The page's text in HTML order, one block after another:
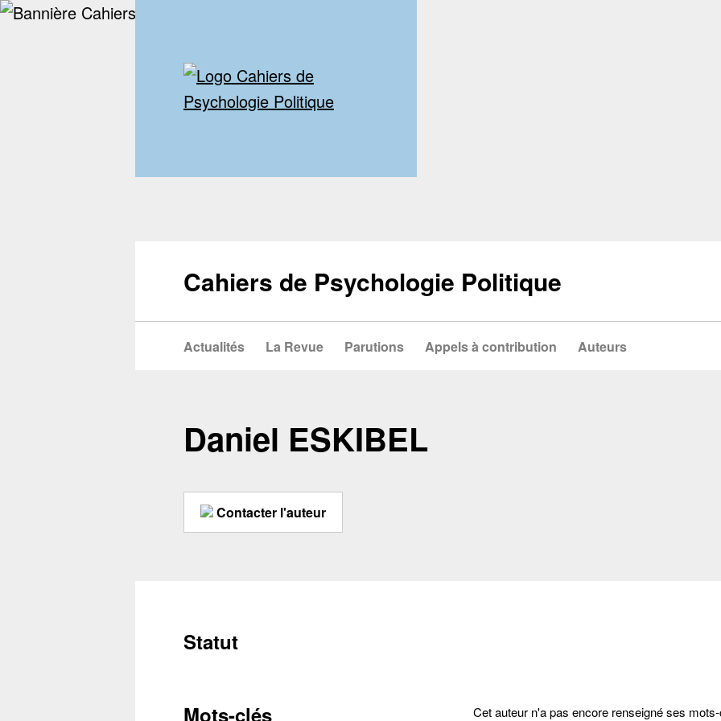
Cahiers de Psychologie Politique
Actualités La Revue Parutions Appels à contribution Auteurs
Daniel ESKIBEL
Contacter l'auteur
Statut
Mots-clés Cet auteur n'a pas encore renseigné ses